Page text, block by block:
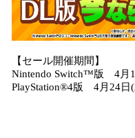
【セール開催期間】
Nintendo Switch™版 4月
PlayStation®4版 4月24日